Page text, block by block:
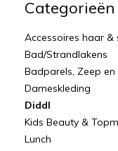
Categorieën
Accessoires haar &
Bad/Strandlakens
Badparels, Zeep en
Dameskleding
Diddl
Kids Beauty &
Lunch